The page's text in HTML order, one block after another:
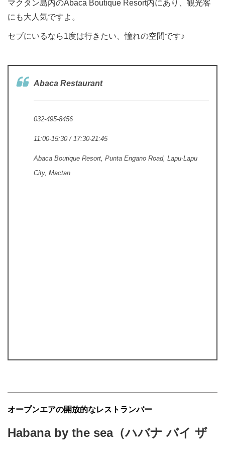
マクタン島内のAbaca Boutique Resort内にあり、観光客
にも大人気ですよ。
セブにいるなら1度は行きたい、憧れの空間です♪
Abaca Restaurant
032-495-8456
11:00-15:30 / 17:30-21:45
Abaca Boutique Resort, Punta Engano Road, Lapu-Lapu
City, Mactan
オープンエアの開放的なレストランバー
Habana by the sea（ハバナ バイ ザ